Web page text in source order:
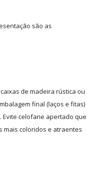
são as
de madeira rústica ou
final (laços e fitas)
celofane apertado que
mais coloridos e atraentes